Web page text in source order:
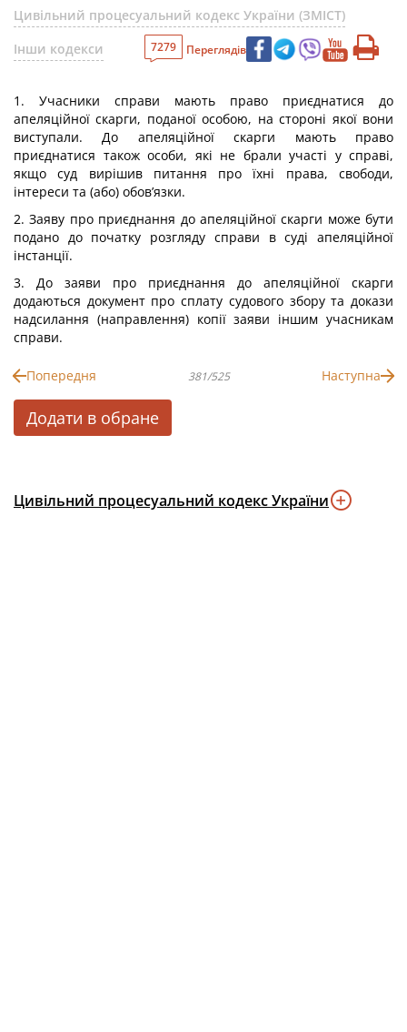
Цивільний процесуальний кодекс України (ЗМІСТ)
Інши кодекси
7279 Переглядів
1. Учасники справи мають право приєднатися до
апеляційної скарги, поданої особою, на стороні якої вони
виступали. До апеляційної скарги мають право
приєднатися також особи, які не брали участі у справі,
якщо суд вирішив питання про їхні права, свободи,
інтереси та (або) обов’язки.
2. Заяву про приєднання до апеляційної скарги може бути
подано до початку розгляду справи в суді апеляційної
інстанції.
3. До заяви про приєднання до апеляційної скарги
додаються документ про сплату судового збору та докази
надсилання (направлення) копії заяви іншим учасникам
справи.
Попередня 381/525 Наступна
Додати в обране
Цивільний процесуальний кодекс України